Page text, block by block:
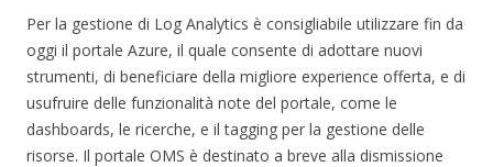
Per la gestione di Log Analytics è consigliabile utilizzare fin da
oggi il portale Azure, il quale consente di adottare nuovi
strumenti, di beneficiare della migliore experience offerta, e di
usufruire delle funzionalità note del portale, come le
dashboards, le ricerche, e il tagging per la gestione delle
risorse. Il portale OMS è destinato a breve alla dismissione